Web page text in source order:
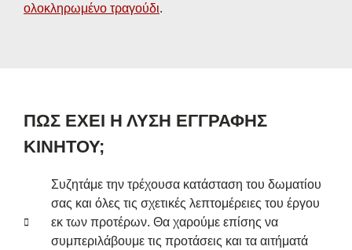
ολοκληρωμένο τραγούδι.
ΠΩΣ ΕΧΕΙ Η ΛΥΣΗ ΕΓΓΡΑΦΗΣ
ΚΙΝΗΤΟΥ;
Συζητάμε την τρέχουσα κατάσταση του δωματίου
σας και όλες τις σχετικές λεπτομέρειες του έργου
εκ των προτέρων. Θα χαρούμε επίσης να
συμπεριλάβουμε τις προτάσεις και τα αιτήματά